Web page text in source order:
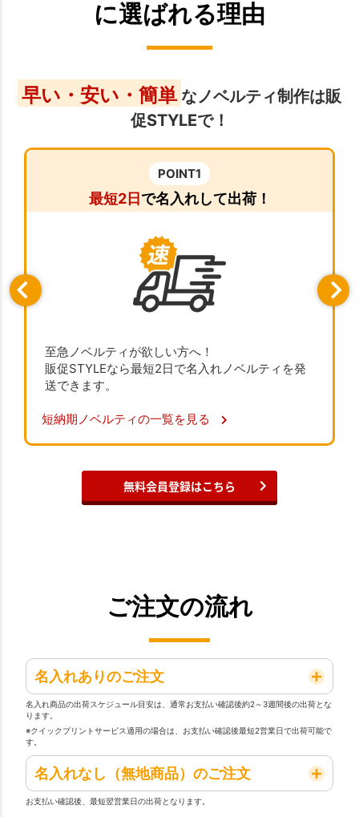
に選ばれる理由
早い・安い・簡単 なノベルティ制作は販
促STYLEで！
POINT1
最短2日 で名入れして出荷！
至急ノベルティが欲しい方へ！
販促STYLEなら最短2日で名入れノベルティを発
送できます。
短納期ノベルティの一覧を見る
無料会員登録はこちら
ご注文の流れ
名入れありのご注文
名入れ商品の出荷スケジュール目安は、通常お支払い確認後約2～3週間後の出荷とな
ります。
※クイックプリントサービス適用の場合は、お支払い確認後最短2営業日で出荷可能で
す。
名入れなし（無地商品）のご注文
お支払い確認後、最短翌営業日の出荷となります。